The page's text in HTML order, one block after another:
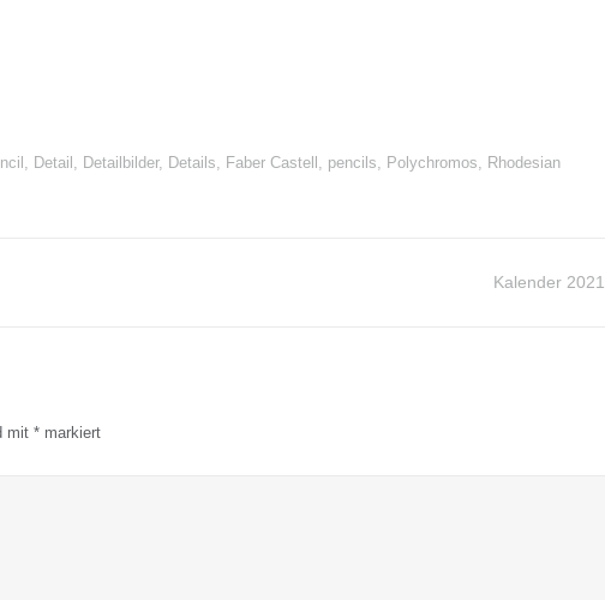
, Detail , Detailbilder, Details, Faber Castell , pencils, Polychromos, Rhodesian
Kalender 2021
mit *markiert